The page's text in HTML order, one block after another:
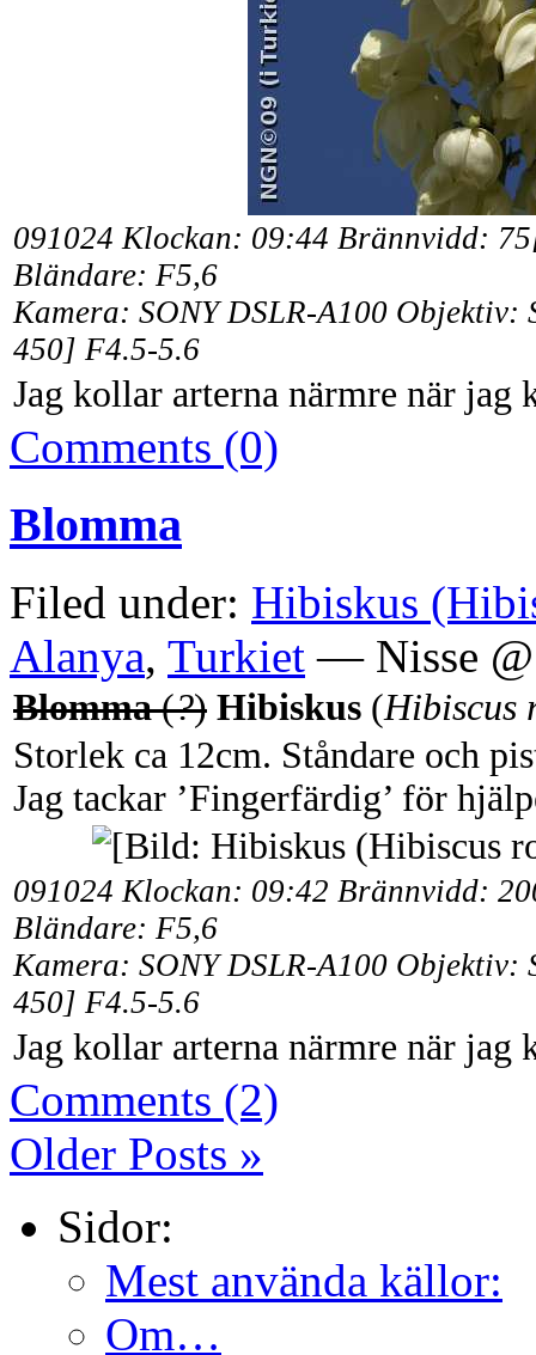
091024 Klockan: 09:44 Brännvidd:
Bländare: F5,6
Kamera: SONY DSLR-A100 Objektiv:
450] F4.5-5.6
Jag kollar arterna närmre när jag
Comments (0)
Blomma
Filed under: Hibiskus
Alanya, Turkiet — Nisse
Blomma(?) Hibiskus (Hibiscus
Storlek ca 12cm. Ståndare och
Jag tackar ’Fingerfärdig’ för
091024 Klockan: 09:42 Brännvidd:
Bländare: F5,6
Kamera: SONY DSLR-A100 Objektiv:
450] F4.5-5.6
Jag kollar arterna närmre när jag
Comments (2)
Older Posts »
Sidor:
Mest använda källor:
Om…